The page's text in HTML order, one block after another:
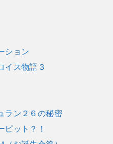
ション
ス物語３
ラン２６の秘密
ット？！